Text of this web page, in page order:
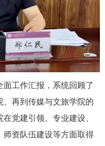
面工作汇报，系统回顾了
再到传媒与文旅学院的
党建引领、专业建设、
师资队伍建设等方面取得